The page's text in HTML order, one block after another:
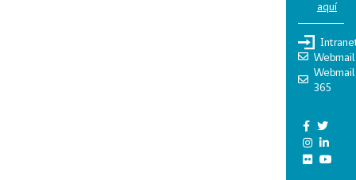
aquí
Webmail
Webmail
365